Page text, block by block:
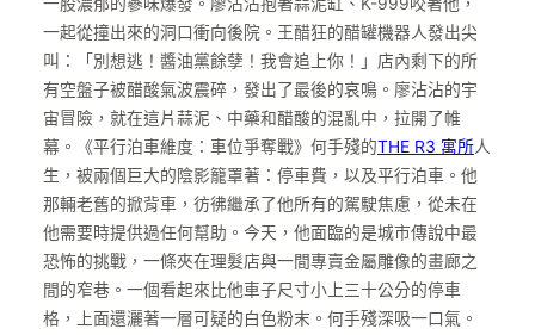
一起從撞出來的洞口衝向後院。王醋狂的醋罐機器人發出尖
叫：「別想逃！醬油黨餘孽！我會追上你！」店內剩下的所
有空盤子被醋酸氣波震碎，發出了最後的哀鳴。廖沾沾的宇
宙冒險，就在這片蒜泥、中藥和醋酸的混亂中，拉開了帷
幕。《平行泊車維度：車位爭奪戰》何手殘的THE R3 寓所人
生，被兩個巨大的陰影籠罩著：停車費，以及平行泊車。他
那輛老舊的掀背車，彷彿繼承了他所有的駕駛焦慮，從未在
他需要時提供過任何幫助。今天，他面臨的是城市傳說中最
恐怖的挑戰，一條夾在理髮店與一間專賣金屬雕像的畫廊之
間的窄巷。一個看起來比他車子尺寸小上三十公分的停車
格，上面還灑著一層可疑的白色粉末。何手殘深吸一口氣。